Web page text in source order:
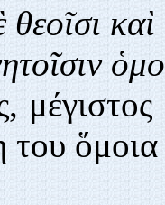
θεοῖσι
του